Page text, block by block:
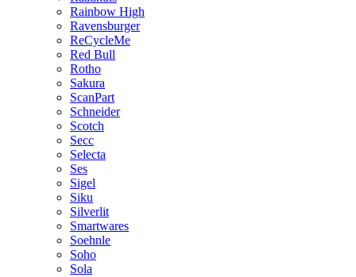
Rainbow High
Ravensburger
ReCycleMe
Red Bull
Rotho
Sakura
ScanPart
Schneider
Scotch
Secc
Selecta
Ses
Sigel
Siku
Silverlit
Smartwares
Soehnle
Soho
Sola